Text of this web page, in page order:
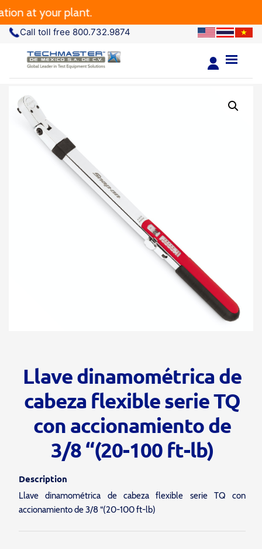
at your plant.
Call toll free 800.732.9874
Llave dinamométrica de
cabeza flexible serie TQ
con accionamiento de
3/8 “(20-100 ft-lb)
Description
Llave dinamométrica de cabeza flexible serie TQ con
accionamiento de 3/8 “(20-100 ft-lb)